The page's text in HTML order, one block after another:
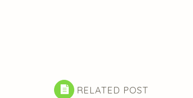
RELATED POST